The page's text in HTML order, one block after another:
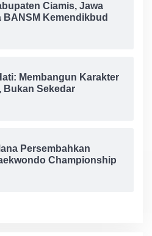
Ciamis, Jawa
BANSM Kemendikbud
Membangun Karakter
Bukan Sekedar
Persembahkan
Championship